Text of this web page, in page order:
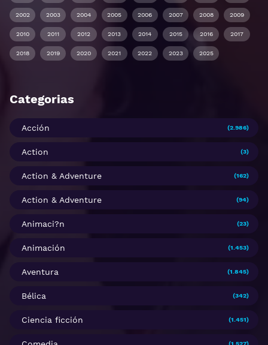
2002 2003 2004 2005 2006 2007 2008 2009
2010 2011 2012 2013 2014 2015 2016 2017
2018 2019 2020 2021 2022 2023 2025
Categorias
Acción (2.986)
Action (3)
Action & Adventure (162)
Action & Adventure (94)
Animaci?n (23)
Animación (1.453)
Aventura (1.845)
Bélica (342)
Ciencia ficción (1.451)